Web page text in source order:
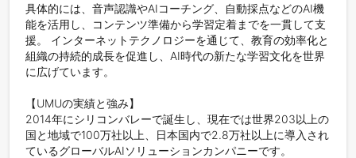
具体的には、音声認識やAIコーチング、自動採点などのAI機
能を活用し、コンテンツ準備から学習定着までを一貫して支
援。 インターネットテクノロジーを通じて、教育の効率化と
組織の持続的成長を促進し、AI時代の新たな学習文化を世界
に広げています。
【UMUの実績と強み】
2014年にシリコンバレーで誕生し、現在では世界203以上の
国と地域で100万社以上、日本国内で2.8万社以上に導入され
ているグローバルAIソリューションカンパニーです。